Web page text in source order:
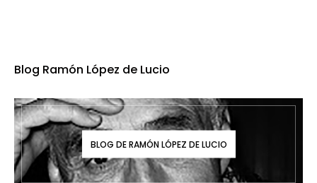
Blog Ramón López de Lucio
BLOG DE RAMÓN LÓPEZ DE LUCIO